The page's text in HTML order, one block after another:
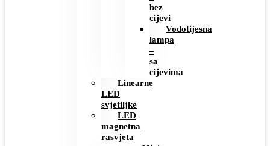
bez
cijevi
Vodotijesna
lampa
–
sa
cijevima
Linearne
LED
svjetiljke
LED
magnetna
rasvjeta